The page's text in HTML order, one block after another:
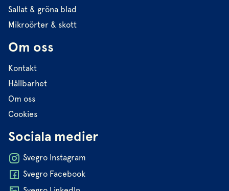
Sallat & gröna blad
Mikroörter & skott
Om oss
Kontakt
Hållbarhet
Om oss
Cookies
Sociala medier
Svegro Instagram
Svegro Facebook